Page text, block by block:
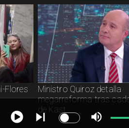
Flores
Ministro Quiroz detalla
megarreforma tras
de Kast